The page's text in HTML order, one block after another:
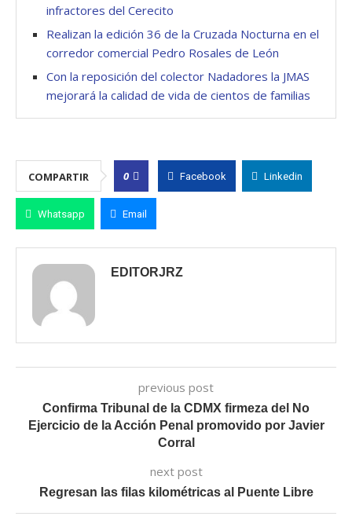
infractores del Cerecito
Realizan la edición 36 de la Cruzada Nocturna en el
corredor comercial Pedro Rosales de León
Con la reposición del colector Nadadores la JMAS
mejorará la calidad de vida de cientos de familias
COMPARTIR 0 Facebook Linkedin
Whatsapp Email
EDITORJRZ
previous post
Confirma Tribunal de la CDMX firmeza del No
Ejercicio de la Acción Penal promovido por Javier
Corral
next post
Regresan las filas kilométricas al Puente Libre